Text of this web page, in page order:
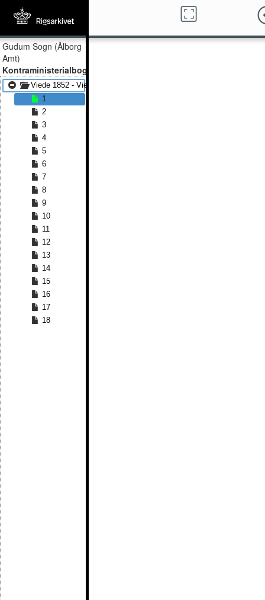
Gudum Sogn (Ålborg
Amt)
Kontraministerialbog
Viede 1852 - Viede 1867
1
2
3
4
5
6
7
8
9
10
11
12
13
14
15
16
17
18